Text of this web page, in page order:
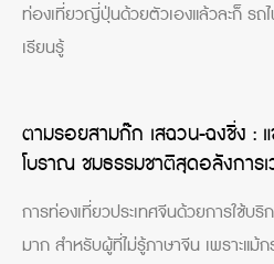
ท่องเที่ยวญี่ปุ่นด้วยตัวเองแล้วละก็ รถ
เรียนรู้
ตามรอยสามก๊ก เสฉวน-ฉงชิ่ง :
โบราณ ชมธรรมชาติสุดอลังการ
การท่องเที่ยวประเทศจีนด้วยการใช้บ
มาก สำหรับผู้ที่ไม่รู้ภาษาจีน เพราะแม้